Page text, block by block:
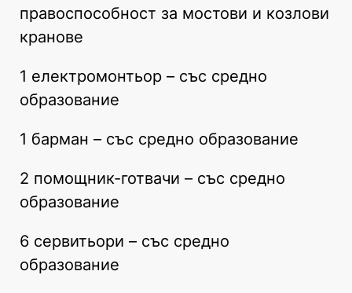
правоспособност за мостови и козлови
кранове
1 електромонтьор – със средно
образование
1 барман – със средно образование
2 помощник-готвачи – със средно
образование
6 сервитьори – със средно
образование